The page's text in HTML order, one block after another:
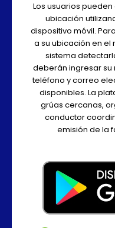
Los usuarios
ubicación
dispositivo móvil.
a su ubicación en el
sistema
deberán ingresar
teléfono y correo
disponibles. La
grúas cercanas,
conductor
emisión de la